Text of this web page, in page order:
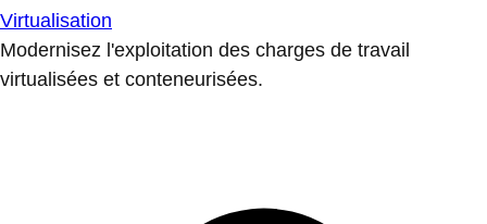
Virtualisation
Modernisez l'exploitation des charges de travail
virtualisées et conteneurisées.